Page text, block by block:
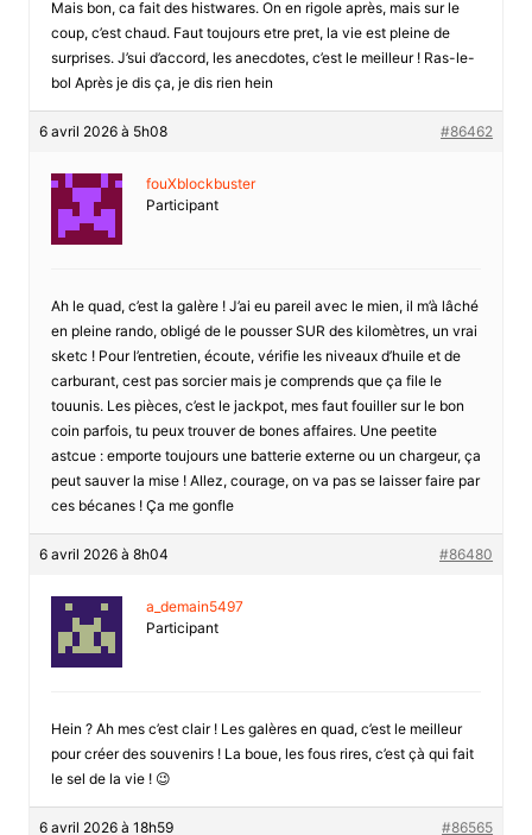
Mais bon, ca fait des histwares. On en rigole après, mais sur le
coup, c’est chaud. Faut toujours etre pret, la vie est pleine de
surprises. J’sui d’accord, les anecdotes, c’est le meilleur ! Ras-le-
bol Après je dis ça, je dis rien hein
6 avril 2026 à 5h08 #86462
fouXblockbuster
Participant
Ah le quad, c’est la galère ! J’ai eu pareil avec le mien, il m’à lâché
en pleine rando, obligé de le pousser SUR des kilomètres, un vrai
sketc ! Pour l’entretien, écoute, vérifie les niveaux d’huile et de
carburant, cest pas sorcier mais je comprends que ça file le
touunis. Les pièces, c’est le jackpot, mes faut fouiller sur le bon
coin parfois, tu peux trouver de bones affaires. Une peetite
astcue : emporte toujours une batterie externe ou un chargeur, ça
peut sauver la mise ! Allez, courage, on va pas se laisser faire par
ces bécanes ! Ça me gonfle
6 avril 2026 à 8h04 #86480
a_demain5497
Participant
Hein ? Ah mes c’est clair ! Les galères en quad, c’est le meilleur
pour créer des souvenirs ! La boue, les fous rires, c’est çà qui fait
le sel de la vie ! 😉
6 avril 2026 à 18h59 #86565